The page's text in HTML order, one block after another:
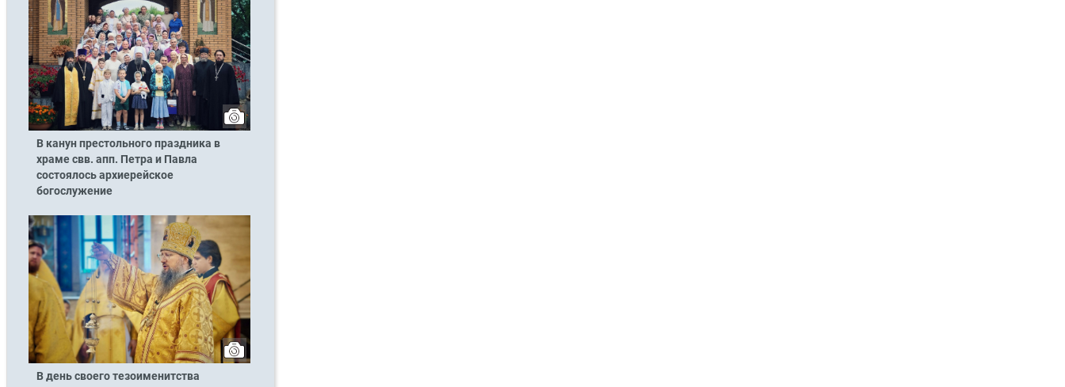
В канун престольного праздника в
храме свв. апп. Петра и Павла
состоялось архиерейское
богослужение
В день своего тезоименитства